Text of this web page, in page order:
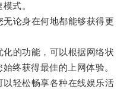
式。
论身在何地都能够获得更
的功能，可以根据网络状
终获得最佳的上网体验。
轻松畅享各种在线娱乐活